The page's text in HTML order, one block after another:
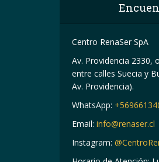
Centro RenaSer SpA
Av. Providencia 2330,
entre calles Suecia y
Av. Providencia).
WhatsApp:
Email: info@renaser.cl
Instagram: